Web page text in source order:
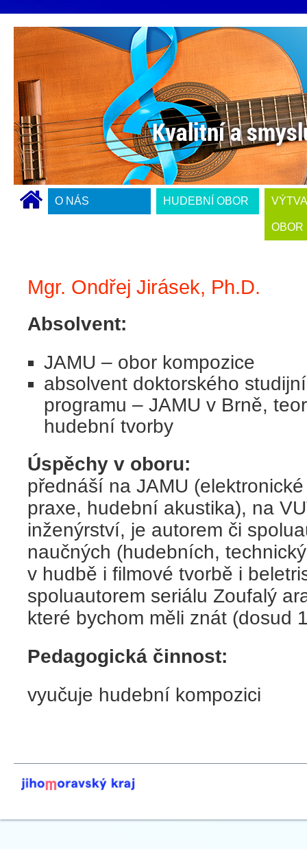
O NÁS HUDEBNÍ OBOR
OBOR
Mgr. Ondřej Jirásek, Ph.D.
Absolvent:
JAMU – obor kompozice
absolvent doktorského
programu – JAMU v Brně,
hudební tvorby
Úspěchy v oboru:
přednáší na JAMU
praxe, hudební akustika), na
inženýrství, je autorem či
naučných (hudebních,
v hudbě i filmové tvorbě i
spoluautorem seriálu Zoufalý
které bychom měli znát (dosud
Pedagogická činnost:
vyučuje hudební kompozici